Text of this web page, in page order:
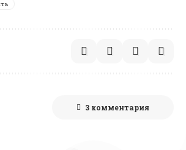
3 комментария